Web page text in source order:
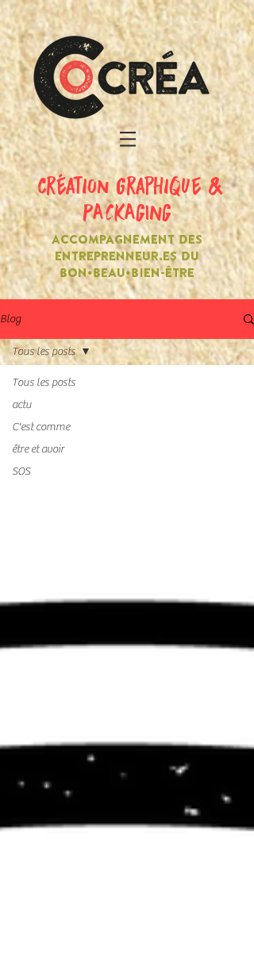
création graphique &
PACKAGING
ACCOMPAGNEMENT DES
ENTREPRENNEUR.ES DU
BON•BEAU•BIEN-ÊTRE
Blog
Tous les posts
actu
C'est comme
être et avoir
SOS
Tous les posts